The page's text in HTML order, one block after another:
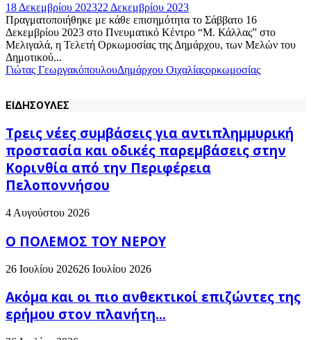
18 Δεκεμβρίου 202322 Δεκεμβρίου 2023
Πραγματοποιήθηκε με κάθε επισημότητα το Σάββατο 16
Δεκεμβρίου 2023 στο Πνευματικό Κέντρο “Μ. Κάλλας” στο
Μελιγαλά, η Τελετή Ορκωμοσίας της Δημάρχου, των Μελών του
Δημοτικού...
Γιώτας ΓεωργακόπουλουΔημάρχου Οιχαλίαςορκωμοσίας
ΕΙΔΗΣΟΥΛΕΣ
Τρεις νέες συμβάσεις για αντιπλημμυρική
προστασία και οδικές παρεμβάσεις στην
Κορινθία από την Περιφέρεια
Πελοποννήσου
4 Αυγούστου 2026
Ο ΠΟΛΕΜΟΣ ΤΟΥ ΝΕΡΟΥ
26 Ιουλίου 202626 Ιουλίου 2026
Ακόμα και οι πιο ανθεκτικοί επιζώντες της
ερήμου στον πλανήτη...